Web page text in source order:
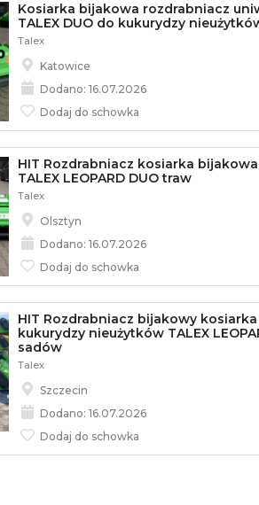
Kosiarka bijakowa rozdrabniacz
TALEX DUO do kukurydzy
Talex
Katowice
Dodano: 16.07.2026
Dodaj do schowka
HIT Rozdrabniacz kosiarka
TALEX LEOPARD DUO traw
Talex
Olsztyn
Dodano: 16.07.2026
Dodaj do schowka
HIT Rozdrabniacz bijakowy
kukurydzy nieużytków TALEX
sadów
Talex
Szczecin
Dodano: 16.07.2026
Dodaj do schowka